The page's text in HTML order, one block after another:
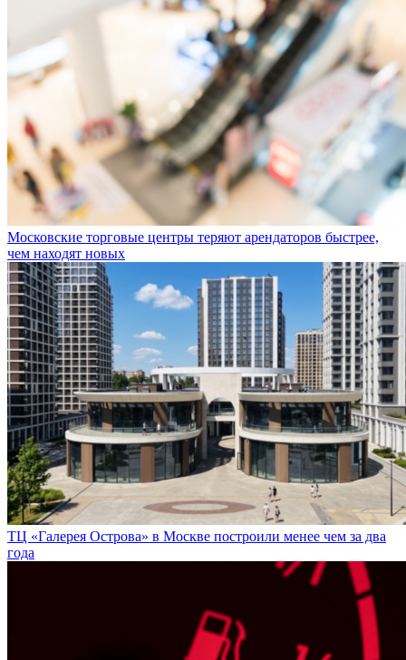
Московские торговые центры теряют арендаторов быстрее,
чем находят новых
ТЦ «Галерея Острова» в Москве построили менее чем за два
года